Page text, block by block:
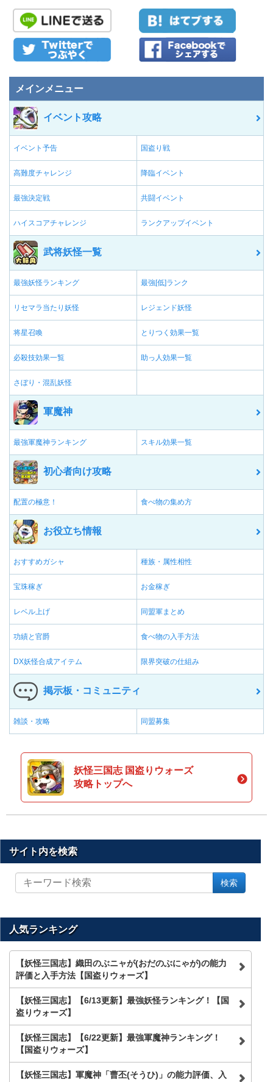
メインメニュー
イベント攻略
イベント予告 国盗り戦
高難度チャレンジ 降臨イベント
最強決定戦 共闘イベント
ハイスコアチャレンジ ランクアップイベント
武将妖怪一覧
最強妖怪ランキング 最強[低]ランク
リセマラ当たり妖怪 レジェンド妖怪
将星召喚 とりつく効果一覧
必殺技効果一覧 助っ人効果一覧
さぼり・混乱妖怪
軍魔神
最強軍魔神ランキング スキル効果一覧
初心者向け攻略
配置の極意！ 食べ物の集め方
お役立ち情報
おすすめガシャ 種族・属性相性
宝珠稼ぎ お金稼ぎ
レベル上げ 同盟軍まとめ
功績と官爵 食べ物の入手方法
DX妖怪合成アイテム 限界突破の仕組み
掲示板・コミュニティ
雑談・攻略 同盟募集
妖怪三国志 国盗りウォーズ
攻略トップへ
サイト内を検索
イ
を
索
検索
人気ランキング
【妖怪三国志】織田のぶニャが(おだのぶにゃが)の能力
評価と入手方法【国盗りウォーズ】
【妖怪三国志】【6/13更新】最強妖怪ランキング！【国
盗りウォーズ】
【妖怪三国志】【6/22更新】最強軍魔神ランキング！
【国盗りウォーズ】
【妖怪三国志】軍魔神「曹丕(そうひ)」の能力評価、入